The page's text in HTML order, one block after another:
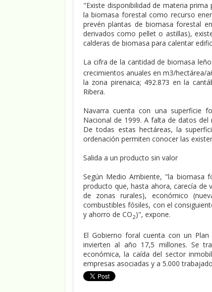
"Existe disponibilidad de materia
la biomasa forestal como recurso
prevén plantas de biomasa forestal
derivados como pellet o astillas),
calderas de biomasa para calentar
La cifra de la cantidad de biomasa
crecimientos anuales en m3/hectárea/
la zona pirenaica; 492.873 en la
Ribera.
Navarra cuenta con una superficie
Nacional de 1999. A falta de datos
De todas estas hectáreas, la
ordenación permiten conocer las
Salida a un producto sin valor
Según Medio Ambiente, "la biomasa
producto que, hasta ahora, carecía de
de zonas rurales), económico
combustibles fósiles, con el
y ahorro de CO2)", expone.
El Gobierno foral cuenta con un
invierten al año 17,5 millones. Se
económica, la caída del sector
empresas asociadas y a 5.000